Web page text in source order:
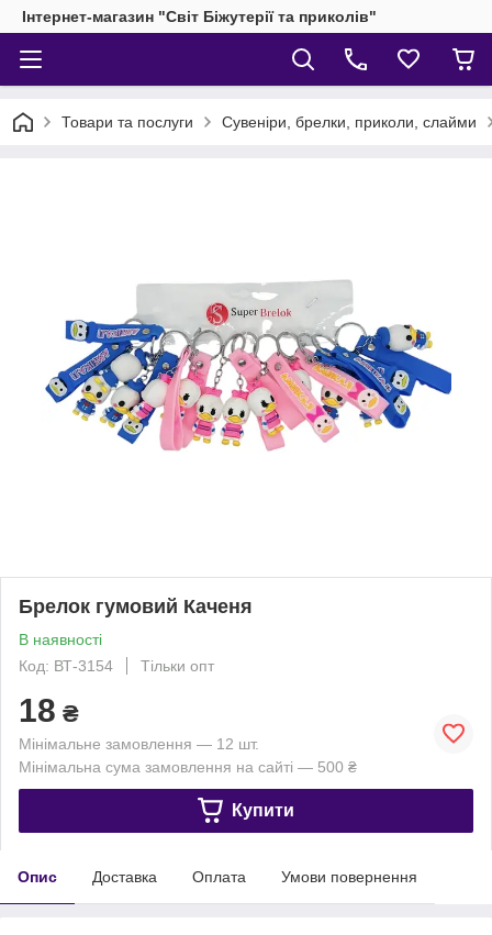
Інтернет-магазин "Світ Біжутерії та приколів"
Товари та послуги Сувеніри, брелки, приколи, слайми
Брелок гумовий Каченя
В наявності
Код: ВТ-3154
Тільки опт
18 ₴
Мінімальне замовлення — 12 шт.
Мінімальна сума замовлення на сайті — 500 ₴
Купити
Опис Доставка Оплата Умови повернення